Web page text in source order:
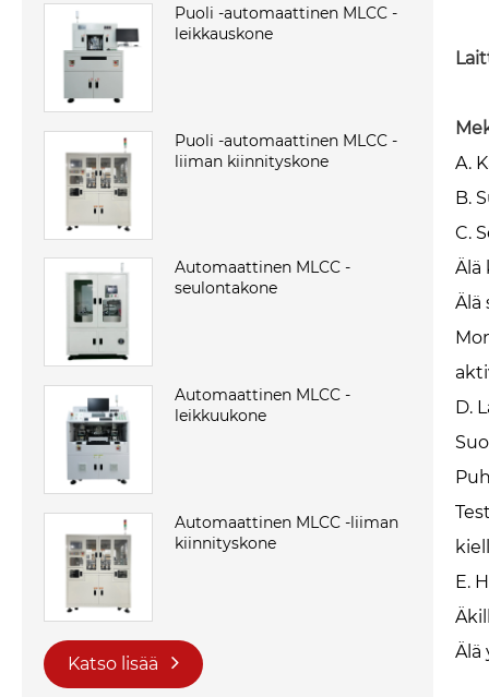
Puoli -automaattinen MLCC -
leikkauskone
Puoli -automaattinen MLCC -
liiman kiinnityskone
Automaattinen MLCC -
seulontakone
Automaattinen MLCC -
leikkuukone
Automaattinen MLCC -liiman
kiinnityskone
Katso lisää
A.
B.
C.
Älä
Älä
D.
E.
Älä